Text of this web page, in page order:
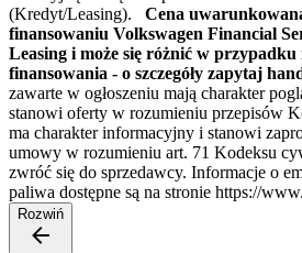
(Kredyt/Leasing). Cena
finansowaniu Volkswagen Financial
Leasing i może się różnić w
finansowania - o szczegóły zapytaj
zawarte w ogłoszeniu mają charakter
stanowi oferty w rozumieniu przepisów
ma charakter informacyjny i stanowi
umowy w rozumieniu art. 71 Kodeksu
zwróć się do sprzedawcy. Informacje o
paliwa dostępne są na stronie https://
Rozwiń